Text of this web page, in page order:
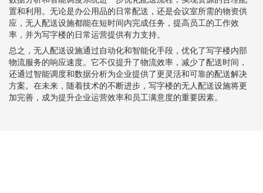
置和利用。无论是办公用品的日常配送，还是会议室所需的物资供
应，无人配送设施都能在短时间内完成任务，提高员工的工作效
率，并为写字楼的日常运营提供有力支持。
总之，无人配送设施通过自动化和智能化手段，优化了写字楼内部
物流服务的响应速度。它不仅提升了物流效率，减少了配送时间，
还通过智能调度和数据分析为企业提供了更灵活和可靠的配送解决
方案。在未来，随着技术的不断进步，写字楼的无人配送设施将更
加完善，成为提升企业运营效率和员工满意度的重要因素。